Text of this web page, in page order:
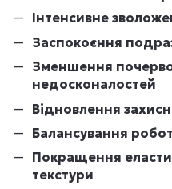
Інтенсивне
Заспокоєння
Зменшення
недосконалостей
Відновлення
Балансування
Покращення
текстури